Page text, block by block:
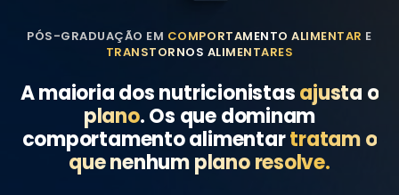
PÓS-GRADUAÇÃO EM COMPORTAMENTO ALIMENTAR E
TRANSTORNOS ALIMENTARES
A maioria dos nutricionistasajusta o
plano. Os que dominam
comportamento alimentartratam o
que nenhum plano resolve.